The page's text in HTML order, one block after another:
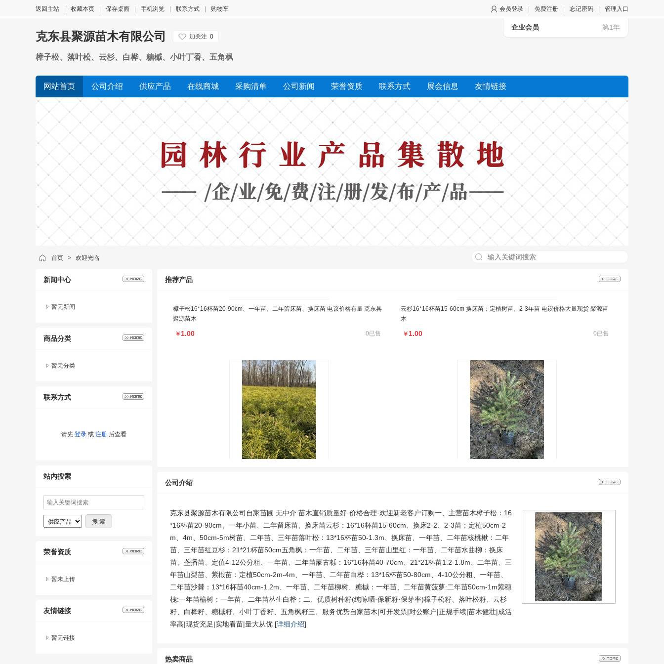
会员登录 免费注册 忘记密码 管理入口
返回主站 收藏本页 保存桌面 手机浏览 联系方式 购物车
企业会员 第1年
克东县聚源苗木有限公司 加关注 0
樟子松、落叶松、云杉、白桦、糖槭、小叶丁香、五角枫
网站首页 公司介绍 供应产品 在线商城 采购清单 公司新闻 荣誉资质 联系方式 展会信息 友情链接
首页 > 欢迎光临
新闻中心
暂无新闻
商品分类
暂无分类
联系方式
请先 登录 或 注册 后查看
站内搜索
荣誉资质
暂未上传
友情链接
暂无链接
推荐产品
￥1.00 ￥
樟子松16*16杯苗20-90cm、一年苗、二年留床苗、换床苗 电议价格有量 克东县
云杉16*16杯苗15-60cm 换床苗；定植树苗、2-3年苗 电议价格大量现货 聚源苗
公司介绍
克东县聚源苗木有限公司自家苗圃 无中介 苗木直销质量好·价格合理·欢迎新老客户订购一、主营苗木樟子松：16
*16杯苗20-90cm、一年小苗、二年留床苗、换床苗云杉：16*16杯苗15-60cm、换床2-2、2-3苗；定植50cm-2
m、4m、50cm-5m树苗、二年苗、三年苗落叶松：13*16杯苗50-1.3m、换床苗、一年苗、二年苗核桃楸：二年
苗、三年苗红豆杉：21*21杯苗50cm五角枫：一年苗、二年苗、三年苗山里红：一年苗、二年苗水曲柳：换床
苗、垄播苗、定值4-12公分粗、一年苗、二年苗蒙古栎：16*16杯苗40-70cm、21*21杯苗1.2-1.8m、二年苗、三
年苗山梨苗、紫椴苗：定植50cm-2m-4m、一年苗、二年苗白桦：13*16杯苗50-80cm、4-10公分粗、一年苗、
二年苗沙棘：13*16杯苗40cm-1.2m、一年苗、二年苗柳树、糖槭：一年苗、二年苗黄菠萝:二年苗50cm-1m紫穗
槐:一年苗榆树：一年苗、二年苗丛生白桦：二、优质树种籽(纯晾晒·保新籽·保芽率)樟子松籽、落叶松籽、云杉
籽、白桦籽、糖槭籽、小叶丁香籽、五角枫籽三、服务优势自家苗木|可开发票|对公账户|正规手续|苗木健壮|成活
率高|现货充足|实地看苗|量大从优 [详细介绍]
热卖商品